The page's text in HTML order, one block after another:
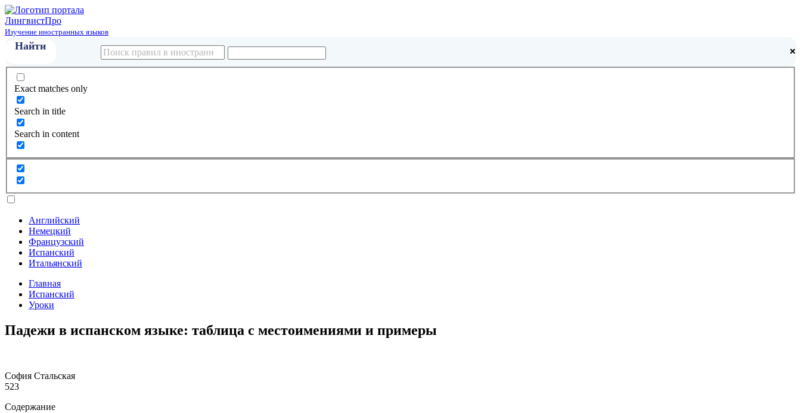
ЛингвистПро
Изучение иностранных языков
Exact matches only
Search in title
Search in content
Английский
Немецкий
Французский
Испанский
Итальянский
Главная
Испанский
Уроки
Падежи в испанском языке: таблица с местоимениями и примеры
София Стальская
523
Содержание